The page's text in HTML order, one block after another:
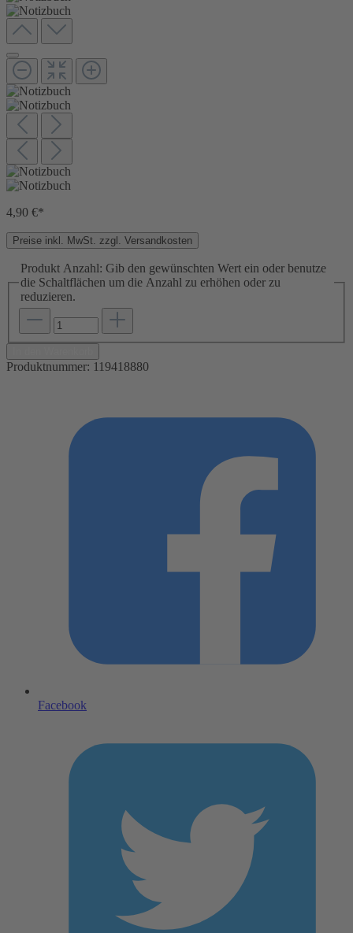
4,90 €*
Preise inkl. MwSt. zzgl. Versandkosten
Produkt Anzahl: Gib den gewünschten Wert ein oder benutze
die Schaltflächen um die Anzahl zu erhöhen oder zu
reduzieren.
Produktnummer: 119418880
Facebook